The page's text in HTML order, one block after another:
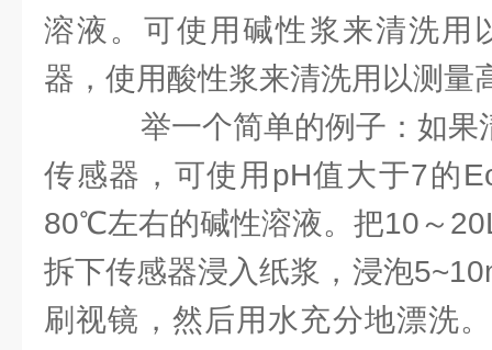
溶液。可使用碱性浆来清洗用
器，使用酸性浆来清洗用以测量
举一个简单的例子：如果
传感器，可使用pH值大于7的
80℃左右的碱性溶液。把10～
拆下传感器浸入纸浆，浸泡
刷视镜，然后用水充分地漂洗